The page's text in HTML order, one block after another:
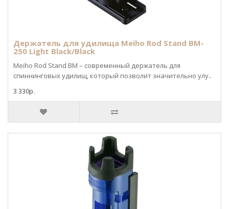
Держатель для удилища Meiho Rod Stand BM-
250 Light Black/Black
Meiho Rod Stand BM – современный держатель для
спиннинговых удилищ, который позволит значительно улу..
3 330р.